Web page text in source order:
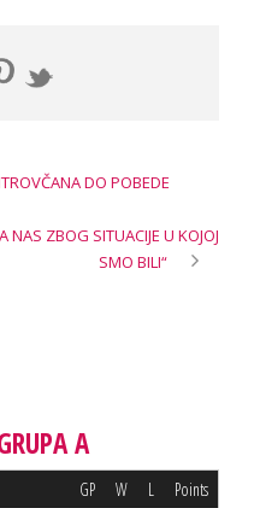
DO POBEDE
NAS ZBOG SITUACIJE U KOJOJ
SMO BILI“
A
GP W L Points